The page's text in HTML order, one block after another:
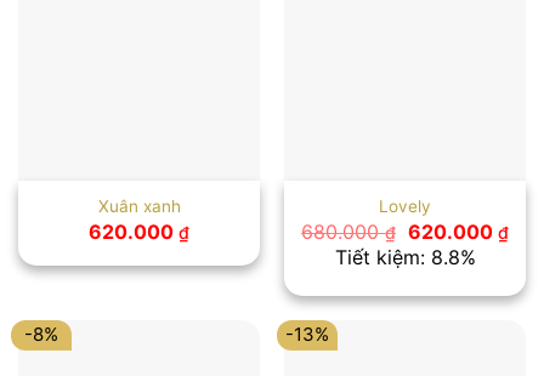
Xuân xanh
620.000 ₫
Lovely
680.000₫ Giá
gốc
là:
620.000 ₫Giá
hiện
là:
Tiết kiệm: 8.8%
-8% -13%